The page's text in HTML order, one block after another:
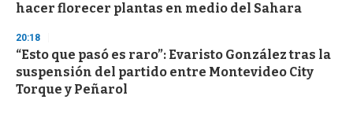
hacer florecer plantas en medio del Sahara
20:18
“Esto que pasó es raro”: Evaristo González tras la
suspensión del partido entre Montevideo City
Torque y Peñarol